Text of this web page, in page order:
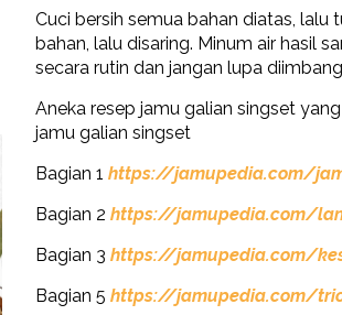
Cuci bersih semua bahan diatas,
bahan, lalu disaring. Minum air hasil
secara rutin dan jangan lupa
Aneka resep jamu galian singset
jamu galian singset
Bagian 1 https://jamupedia.com/
Bagian 2 https://jamupedia.com/
Bagian 3 https://jamupedia.com/
Bagian 5 https://jamupedia.com/